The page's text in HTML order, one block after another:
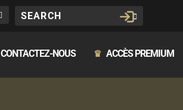
CONTACTEZ-NOUS ♛ ACCÈS PREMIUM